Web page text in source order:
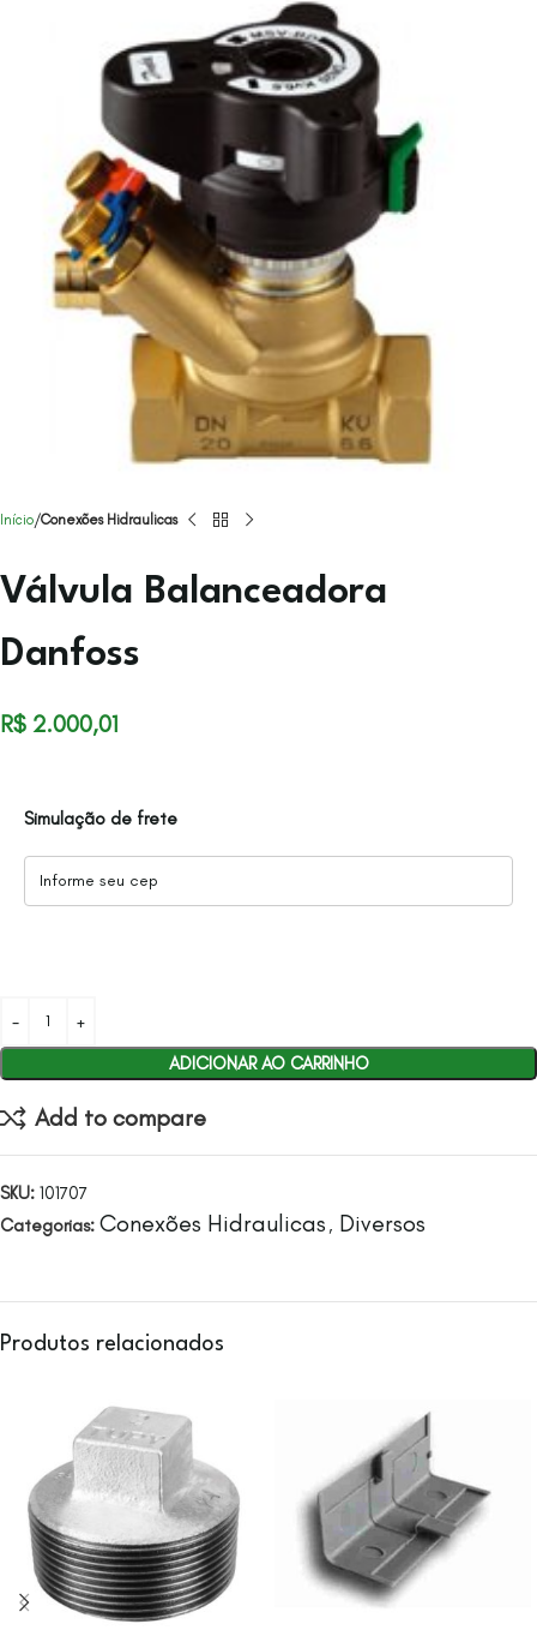
Início Conexões Hidraulicas
Válvula Balanceadora
Danfoss
R$ 2.000,01
Simulação de frete
ADICIONAR AO CARRINHO
Add to compare
SKU: 101707
Categorias: Conexões Hidraulicas , Diversos
Produtos relacionados